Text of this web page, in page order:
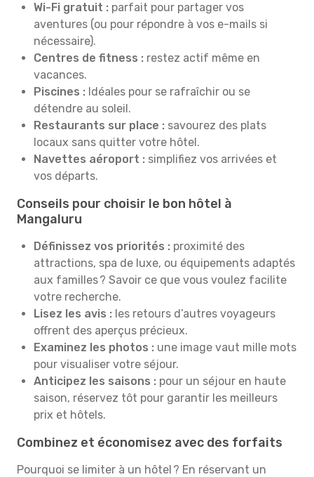
Wi-Fi gratuit : parfait pour partager vos
aventures (ou pour répondre à vos e-mails si
nécessaire).
Centres de fitness : restez actif même en
vacances.
Piscines : Idéales pour se rafraîchir ou se
détendre au soleil.
Restaurants sur place : savourez des plats
locaux sans quitter votre hôtel.
Navettes aéroport : simplifiez vos arrivées et
vos départs.
Conseils pour choisir le bon hôtel à
Mangaluru
Définissez vos priorités : proximité des
attractions, spa de luxe, ou équipements adaptés
aux familles ? Savoir ce que vous voulez facilite
votre recherche.
Lisez les avis : les retours d’autres voyageurs
offrent des aperçus précieux.
Examinez les photos : une image vaut mille mots
pour visualiser votre séjour.
Anticipez les saisons : pour un séjour en haute
saison, réservez tôt pour garantir les meilleurs
prix et hôtels.
Combinez et économisez avec des forfaits
Pourquoi se limiter à un hôtel ? En réservant un